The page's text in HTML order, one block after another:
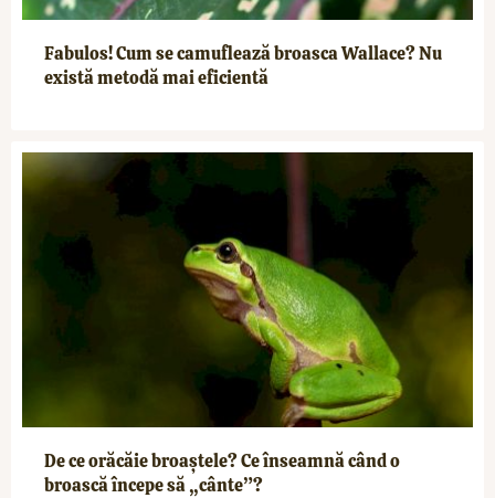
Fabulos! Cum se camuflează broasca Wallace? Nu
există metodă mai eficientă
De ce orăcăie broaștele? Ce înseamnă când o
broască începe să „cânte”?